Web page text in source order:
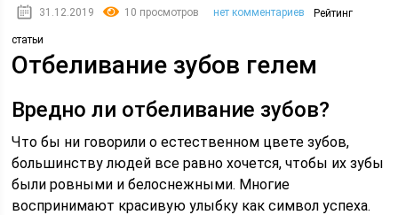
31.12.2019 10 просмотров нет комментариев Рейтинг
статьи
Отбеливание зубов гелем
Вредно ли отбеливание зубов?
Что бы ни говорили о естественном цвете зубов,
большинству людей все равно хочется, чтобы их зубы
были ровными и белоснежными. Многие
воспринимают красивую улыбку как символ успеха.